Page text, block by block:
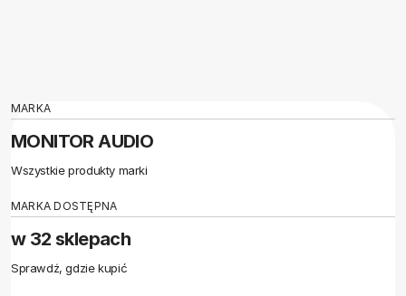
MARKA
MONITOR AUDIO
Wszystkie produkty marki
MARKA DOSTĘPNA
w 32 sklepach
Sprawdź, gdzie kupić